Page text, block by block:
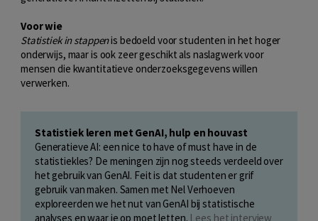
Voor wie
Statistiek in stappenis bedoeld voor studenten in het hoger
onderwijs, maar is ook zeer geschikt als naslagwerk voor
mensen die kwantitatieve onderzoeksgegevens willen
verwerken.
Statistiek leren met GenAI, hulp en houvast
Generatieve AI: een nice to have of must have in de
statistiekles? De meningen zijn nog steeds verdeeld over
het gebruik van GenAI. Feit is dat studenten er grif
gebruik van maken. Samen met Nel Verhoeven
exploreerden we het nut van GenAI bij statistische
analyses en waar je op moet letten. Lees het interview